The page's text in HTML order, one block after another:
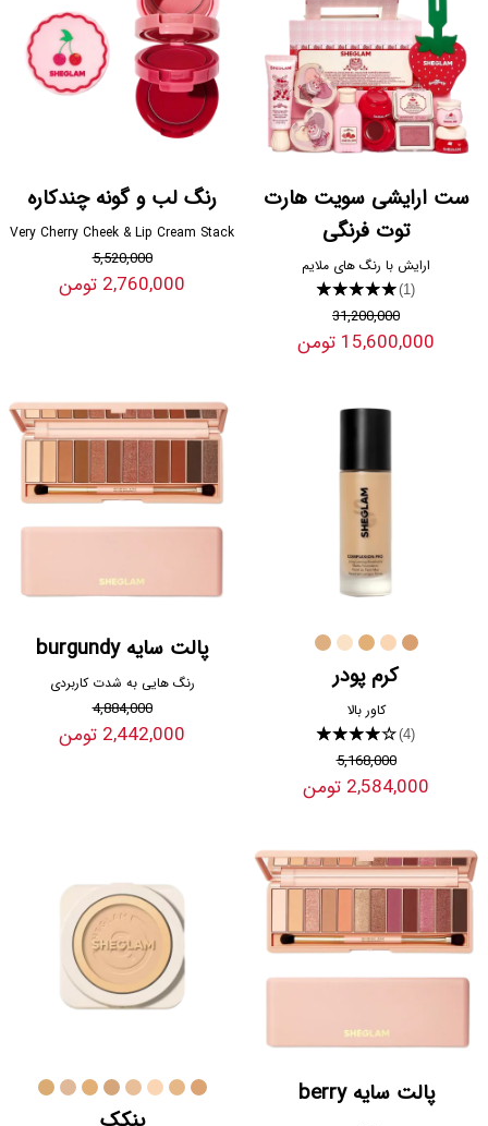
ست ارایشی سویت هارت
توت فرنگی
ارایش با رنگ های ملایم
★★★★★(1)
31,200,000
15,600,000 تومن
رنگ لب و گونه چندکاره
Very Cherry Cheek & Lip Cream Stack
5,520,000
2,760,000 تومن
کرم پودر
کاور بالا
★★★★★(4)
5,168,000
2,584,000 تومن
پالت سایه burgundy
رنگ هایی به شدت کاربردی
4,884,000
2,442,000 تومن
پالت سایه berry